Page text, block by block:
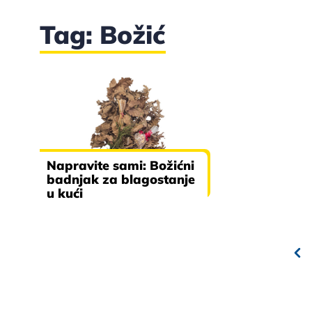
Tag: Božić
Napravite sami: Božićni
badnjak za blagostanje
u kući